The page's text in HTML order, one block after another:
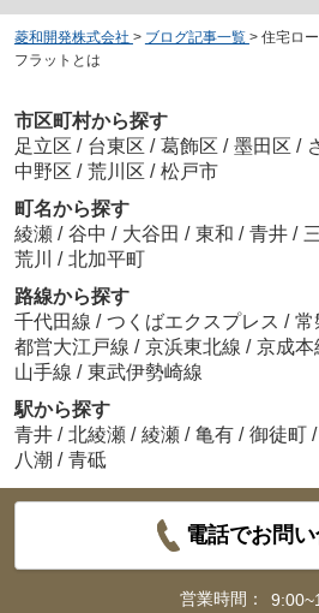
菱和開発株式会社 > ブログ記事一覧 > 住宅ロ
フラットとは
市区町村から探す
足立区 / 台東区 / 葛飾区 / 墨田区 /
中野区 / 荒川区 / 松戸市
町名から探す
綾瀬 / 谷中 / 大谷田 / 東和 / 青井 /
荒川 / 北加平町
路線から探す
千代田線 / つくばエクスプレス / 常
都営大江戸線 / 京浜東北線 / 京成本
山手線 / 東武伊勢崎線
駅から探す
青井 / 北綾瀬 / 綾瀬 / 亀有 / 御徒町 /
八潮 / 青砥
電話でお問
営業時間：